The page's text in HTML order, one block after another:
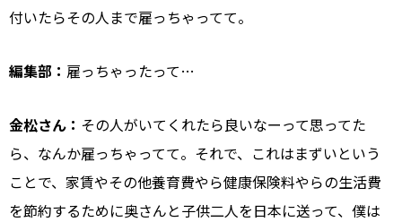
付いたらその人まで雇っちゃってて。
編集部： 雇っちゃったって…
金松さん： その人がいてくれたら良いなーって思ってた
ら、なんか雇っちゃってて。それで、これはまずいという
ことで、家賃やその他養育費やら健康保険料やらの生活費
を節約するために奥さんと子供二人を日本に送って、僕は